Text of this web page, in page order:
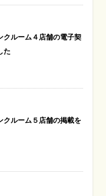
クルーム４店舗の電子契
た
クルーム５店舗の掲載を